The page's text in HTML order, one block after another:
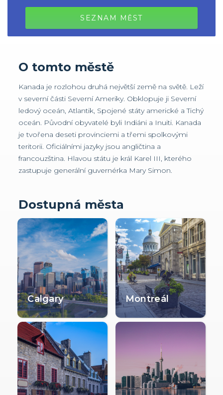
SEZNAM MĚST
O tomto městě
Kanada je rozlohou druhá největší země na světě. Leží
v severní části Severní Ameriky. Obklopuje ji Severní
ledový oceán, Atlantik, Spojené státy americké a Tichý
oceán. Původní obyvatelé byli Indiáni a Inuiti. Kanada
je tvořena deseti provinciemi a třemi spolkovými
teritorii. Oficiálními jazyky jsou angličtina a
francouzština. Hlavou státu je král Karel III, kterého
zastupuje generální guvernérka Mary Simon.
Dostupná města
Calgary Montreál